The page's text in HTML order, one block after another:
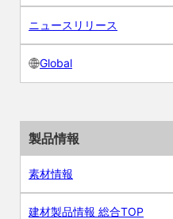
ニュースリリース
Global
製品情報
素材情報
建材製品情報 総合TOP